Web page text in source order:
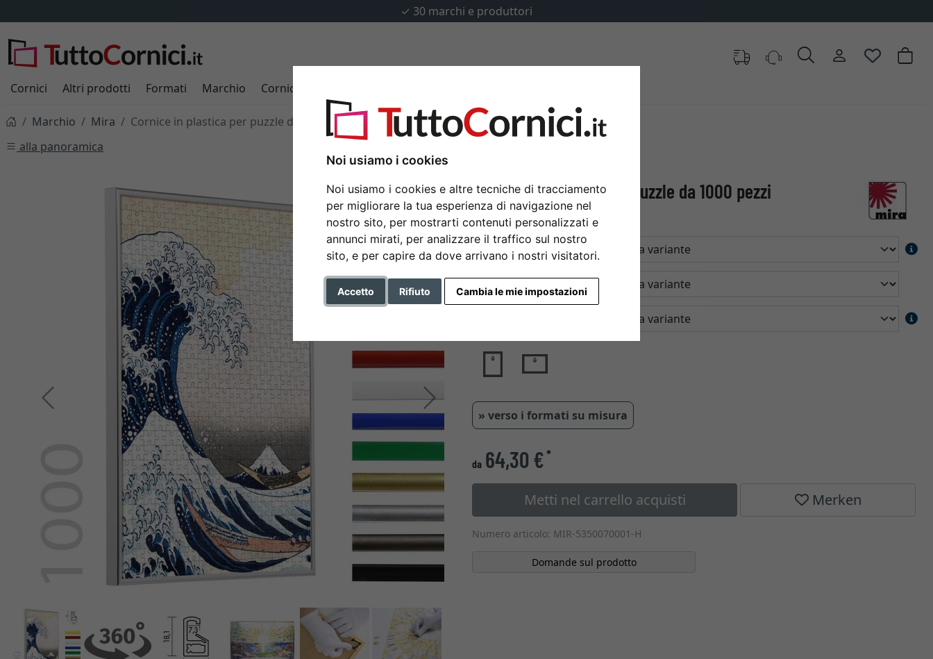
Noi usiamo i cookies
Noi usiamo i cookies e altre tecniche di tracciamento
per migliorare la tua esperienza di navigazione nel
nostro sito, per mostrarti contenuti personalizzati e
annunci mirati, per analizzare il traffico sul nostro
sito, e per capire da dove arrivano i nostri visitatori.
Accetto Rifiuto Cambia le mie impostazioni
✓ 30 marchi e produttori
Cornici Altri prodotti Formati Marchio Cornici su misura
Marchio Mira
Cornice in plastica per puzzle da 1000 pezzi
alla panoramica
Indietro Avanti
Cornice in plastica per puzzle da 1000 pezzi
Cornice per puzzle di plastica
Formato
Colore
» verso i formati su misura
da 64,30 €*
Metti nel carrello acquisti Merken
Numero articolo: MIR-5350070001-H
Domande sul prodotto